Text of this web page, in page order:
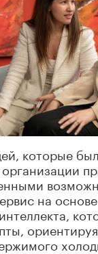
которые
на основе